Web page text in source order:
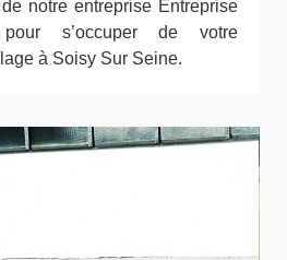
notre entreprise Entreprise
s’occuper de votre
à Soisy Sur Seine.